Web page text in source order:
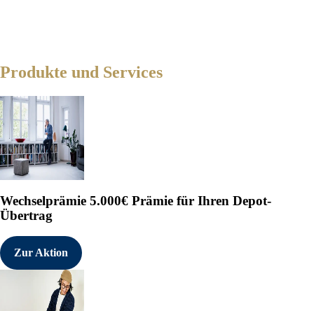
Produkte und Services
Wechselprämie 5.000€ Prämie für Ihren Depot-
Übertrag
Zur Aktion